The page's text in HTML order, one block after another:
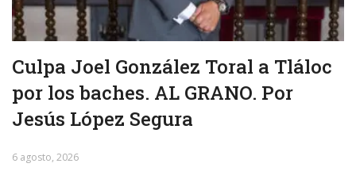
Culpa Joel González Toral a Tláloc
por los baches. AL GRANO. Por
Jesús López Segura
6 agosto, 2026